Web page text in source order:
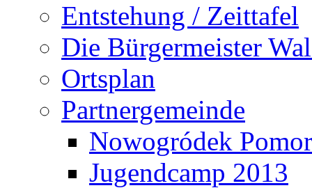
Entstehung / Zeittafel
Die Bürgermeister
Ortsplan
Partnergemeinde
Nowogródek
Jugendcamp 2013